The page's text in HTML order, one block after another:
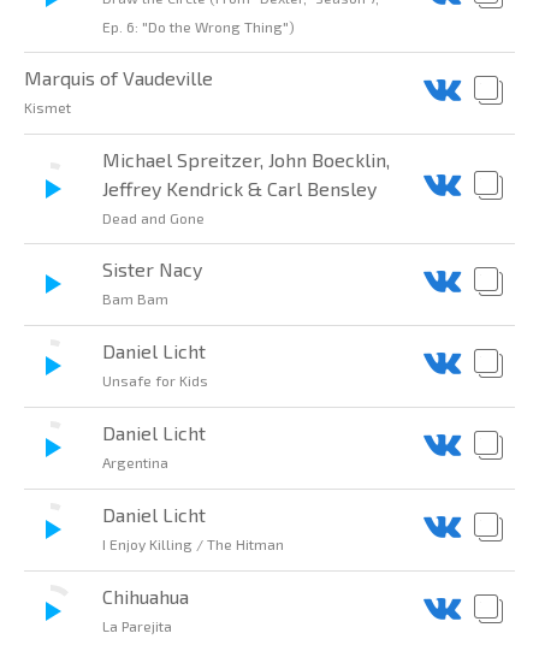
Ep. 6: "Do the Wrong Thing")
Marquis of Vaudeville
Kismet
Michael Spreitzer, John Boecklin,
Jeffrey Kendrick & Carl Bensley
Dead and Gone
Sister Nacy
Bam Bam
Daniel Licht
Unsafe for Kids
Daniel Licht
Argentina
Daniel Licht
I Enjoy Killing / The Hitman
Chihuahua
La Parejita